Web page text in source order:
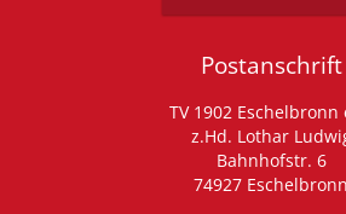
Postanschrift
TV 1902 Eschelbronn
z.Hd. Lothar
Bahnhofstr. 6
74927 Eschelbronn